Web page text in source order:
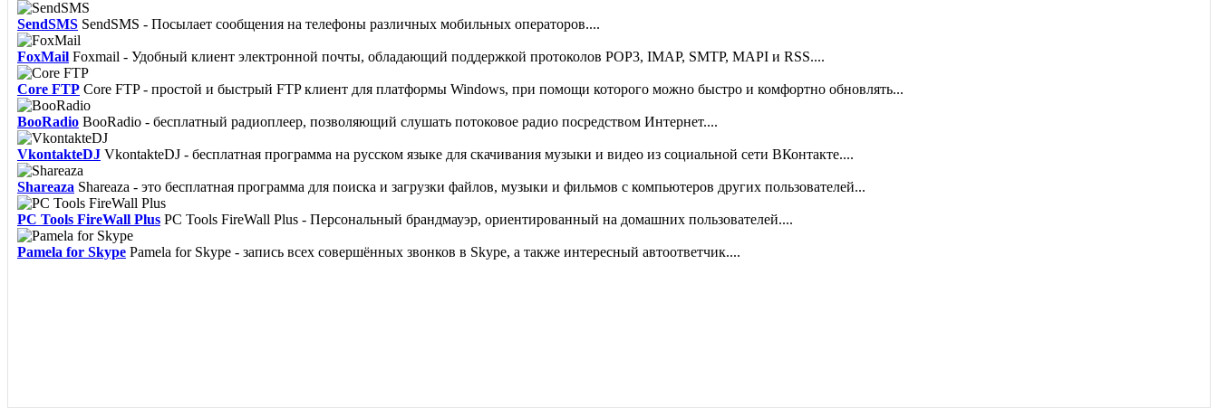
SendSMS SendSMS - Посылает сообщения на телефоны различных мобильных операторов....
FoxMail Foxmail - Удобный клиент электронной почты, обладающий поддержкой протоколов POP3, IMAP, SMTP, MAPI и RSS....
Core FTP Core FTP - простой и быстрый FTP клиент для платформы Windows, при помощи которого можно быстро и комфортно обновлять...
BooRadio BooRadio - бесплатный радиоплеер, позволяющий слушать потоковое радио посредством Интернет....
VkontakteDJ VkontakteDJ - бесплатная программа на русском языке для скачивания музыки и видео из социальной сети ВКонтакте....
Shareaza Shareaza - это бесплатная программа для поиска и загрузки файлов, музыки и фильмов с компьютеров других пользователей...
PC Tools FireWall Plus PC Tools FireWall Plus - Персональный брандмауэр, ориентированный на домашних пользователей....
Pamela for Skype Pamela for Skype - запись всех совершённых звонков в Skype, а также интересный автоответчик....